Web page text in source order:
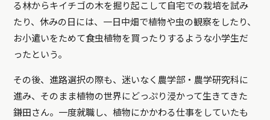
る林からキイチゴの木を掘り起こして自宅での栽培を試み
たり、休みの日には、一日中畑で植物や虫の観察をしたり、
お小遣いをためて食虫植物を買ったりするような小学生だ
ったという。
その後、進路選択の際も、迷いなく農学部・農学研究科に
進み、そのまま植物の世界にどっぷり浸かって生きてきた
鎌田さん。一度就職し、植物にかかわる仕事をしていたも